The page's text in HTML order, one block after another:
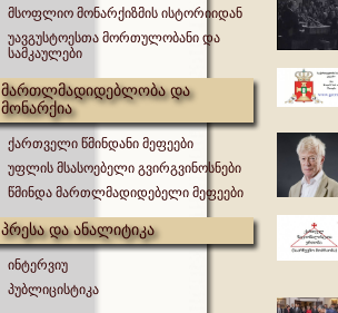
მსოფლიო მონარქიზმის ისტორიიდან
უავგუსტოესთა მორთულობანი და
სამკაულები
მართლმადიდებლობა და
მონარქია
ქართველი წმინდანი მეფეები
უფლის მსასოებელი გვირგვინოსნები
წმინდა მართლმადიდებელი მეფეები
პრესა და ანალიტიკა
ინტერვიუ
პუბლიცისტიკა